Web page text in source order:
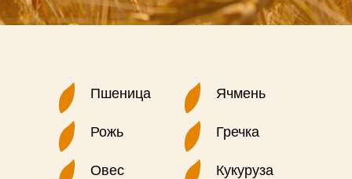
Пшеница
Рожь
Овес
Ячмень
Гречка
Кукуруза